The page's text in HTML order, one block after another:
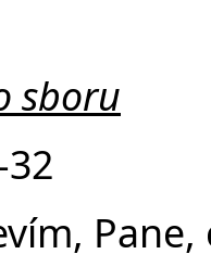
sboru